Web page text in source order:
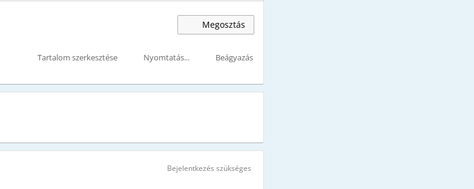
Megosztás
Tartalom szerkesztése Nyomtatás... Beágyazás
Bejelentkezés szükséges